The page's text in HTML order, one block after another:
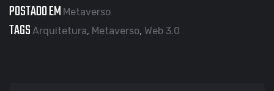
POSTADO EM Metaverso
TAGS Arquitetura, Metaverso, Web 3.0